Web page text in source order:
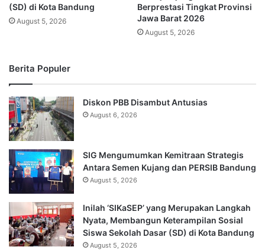
(SD) di Kota Bandung
August 5, 2026
Berprestasi Tingkat Provinsi
Jawa Barat 2026
August 5, 2026
Berita Populer
Diskon PBB Disambut Antusias
August 6, 2026
SIG Mengumumkan Kemitraan Strategis
Antara Semen Kujang dan PERSIB Bandung
August 5, 2026
Inilah ‘SIKaSEP’ yang Merupakan Langkah
Nyata, Membangun Keterampilan Sosial
Siswa Sekolah Dasar (SD) di Kota Bandung
August 5, 2026